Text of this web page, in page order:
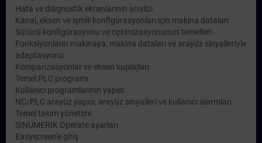
Hata ve diagnostik ekranlarının analizi
Kanal, eksen ve işmili konfigürasyonları için makina dataları
Sürücü konfigürasyonu ve optimizasyonunun temelleri
Fonksiyonların makinaya, makina dataları ve arayüz sinyalleriyle
adaptasyonu
Kompanzasyonlar ve eksen kuplajları
Temel PLC programı
Kullanıcı programlarının yapısı
NC/PLC arayüz yapısı, arayüz sinyalleri ve kullanıcı alarmları
Temel takım yönetimi
SINUMERIK Operate ayarları
Easyscreen'e giriş